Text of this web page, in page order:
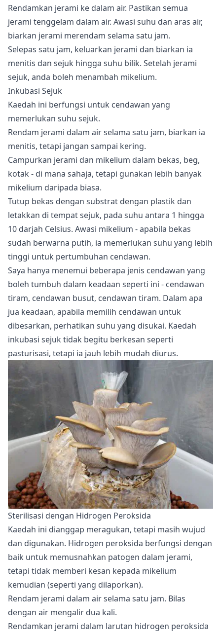
Rendamkan jerami ke dalam air. Pastikan semua
jerami tenggelam dalam air. Awasi suhu dan aras air,
biarkan jerami merendam selama satu jam.
Selepas satu jam, keluarkan jerami dan biarkan ia
menitis dan sejuk hingga suhu bilik. Setelah jerami
sejuk, anda boleh menambah mikelium.
Inkubasi Sejuk
Kaedah ini berfungsi untuk cendawan yang
memerlukan suhu sejuk.
Rendam jerami dalam air selama satu jam, biarkan ia
menitis, tetapi jangan sampai kering.
Campurkan jerami dan mikelium dalam bekas, beg,
kotak - di mana sahaja, tetapi gunakan lebih banyak
mikelium daripada biasa.
Tutup bekas dengan substrat dengan plastik dan
letakkan di tempat sejuk, pada suhu antara 1 hingga
10 darjah Celsius. Awasi mikelium - apabila bekas
sudah berwarna putih, ia memerlukan suhu yang lebih
tinggi untuk pertumbuhan cendawan.
Saya hanya menemui beberapa jenis cendawan yang
boleh tumbuh dalam keadaan seperti ini - cendawan
tiram, cendawan busut, cendawan tiram. Dalam apa
jua keadaan, apabila memilih cendawan untuk
dibesarkan, perhatikan suhu yang disukai. Kaedah
inkubasi sejuk tidak begitu berkesan seperti
pasturisasi, tetapi ia jauh lebih mudah diurus.
Sterilisasi dengan Hidrogen Peroksida
Kaedah ini dianggap meragukan, tetapi masih wujud
dan digunakan. Hidrogen peroksida berfungsi dengan
baik untuk memusnahkan patogen dalam jerami,
tetapi tidak memberi kesan kepada mikelium
kemudian (seperti yang dilaporkan).
Rendam jerami dalam air selama satu jam. Bilas
dengan air mengalir dua kali.
Rendamkan jerami dalam larutan hidrogen peroksida